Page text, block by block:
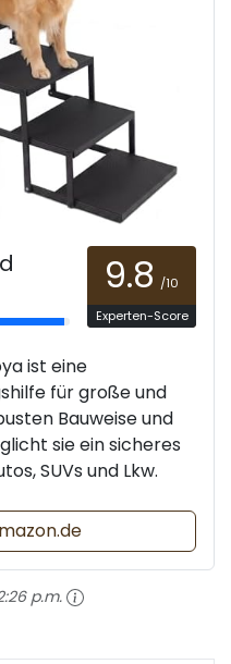
9.8 /10
Experten-Score
ist eine
für große und
Bauweise und
sie ein sicheres
SUVs und Lkw.
p.m.